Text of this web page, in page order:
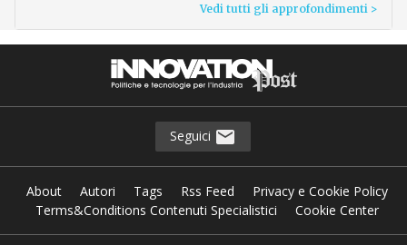
Vedi tutti gli approfondimenti >
Seguici
About Autori Tags Rss Feed
Privacy e Cookie Policy
Terms&Conditions Contenuti Specialistici
Cookie Center